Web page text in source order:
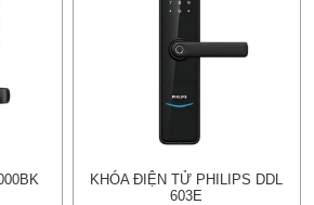
KHÓA ĐIỆN TỬ PHILIPS DDL
603E